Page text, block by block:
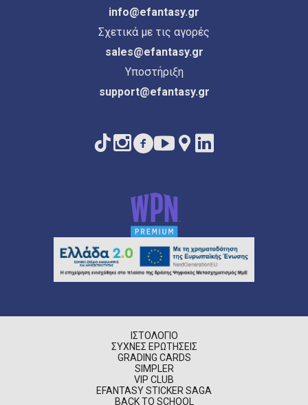
info@efantasy.gr
Σχετικά με τις αγορές
sales@efantasy.gr
Υποστήριξη
support@efantasy.gr
ΙΣΤΟΛΌΓΙΟ
ΣΥΧΝΈΣ ΕΡΩΤΉΣΕΙΣ
GRADING CARDS
SIMPLER
VIP CLUB
EFANTASY STICKER SAGA
BACK TO SCHOOL